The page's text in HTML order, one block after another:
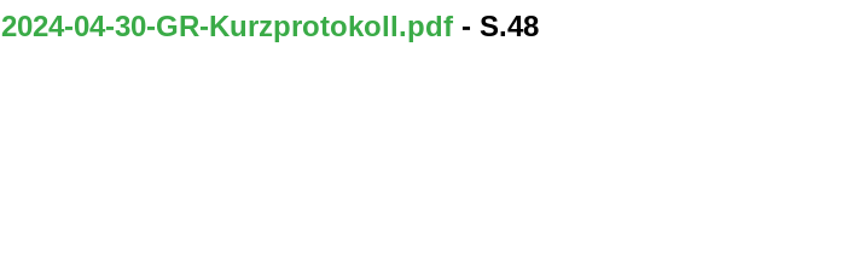
2024-04-30-GR-Kurzprotokoll.pdf - S.48